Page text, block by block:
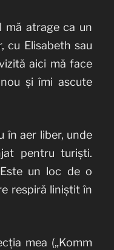
mă atrage ca un
cu Elisabeth sau
aici mă face
și îmi ascute
în aer liber, unde
pentru turiști.
un loc de o
respiră liniștit în
mea („Komm